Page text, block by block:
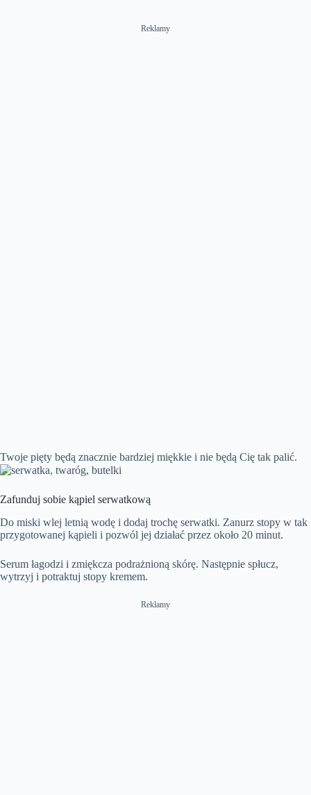
Reklamy
Twoje pięty będą znacznie bardziej miękkie i nie będą Cię tak palić.
Zafunduj sobie kąpiel serwatkową
Do miski wlej letnią wodę i dodaj trochę serwatki. Zanurz stopy w tak
przygotowanej kąpieli i pozwól jej działać przez około 20 minut.
Serum łagodzi i zmiękcza podrażnioną skórę. Następnie spłucz,
wytrzyj i potraktuj stopy kremem.
Reklamy